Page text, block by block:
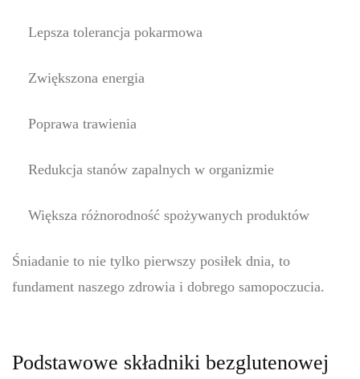
Lepsza tolerancja pokarmowa
Zwiększona energia
Poprawa trawienia
Redukcja stanów zapalnych w organizmie
Większa różnorodność spożywanych produktów
Śniadanie to nie tylko pierwszy posiłek dnia, to
fundament naszego zdrowia i dobrego samopoczucia.
Podstawowe składniki bezglutenowej